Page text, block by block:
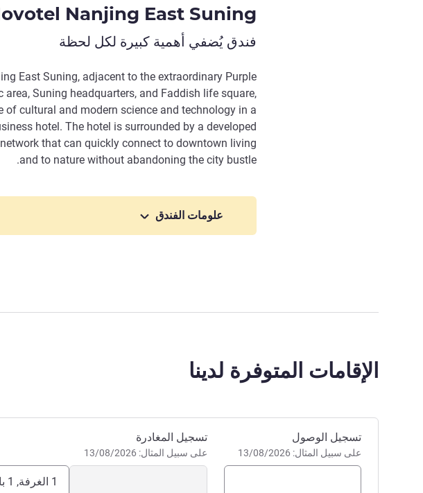
Nanjing East Suning
فندق يُضفي أهمية كبيرة لكل لحظة
East Suning, adjacent to the extraordinary Purple
area, Suning headquarters, and Faddish life square,
of cultural and modern science and technology in a
hotel. The hotel is surrounded by a developed
that can quickly connect to downtown living
and to nature without abandoning the city bustle.
علومات الفندق
الإقامات المتوفرة لدينا
احجز في هذا الفندق
تسجيل الوصول
على سبيل المثال: 13/08/2026
تسجيل المغادرة
على سبيل المثال: 13/08/2026
1 الغرفة, 1 بالغ